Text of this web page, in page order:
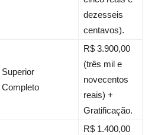
dezesseis
centavos).
Superior
Completo
R$ 3.900,00
(três mil e
novecentos
reais) +
Gratificação.
R$ 1.400,00